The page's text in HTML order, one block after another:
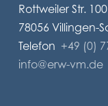
Rottweiler Str. 100
78056 Villingen-
Telefon +49 (0)
info@erw-vm.de